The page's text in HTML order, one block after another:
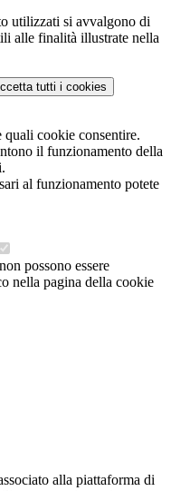
utilizzati si avvalgono di
alle finalità illustrate nella
tutti i cookies
quali cookie consentire.
il funzionamento della
al funzionamento potete
possono essere
nella pagina della cookie
alla piattaforma di